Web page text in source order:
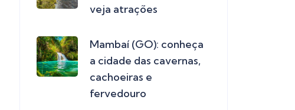
veja atrações
Mambaí (GO): conheça
a cidade das cavernas,
cachoeiras e
fervedouro